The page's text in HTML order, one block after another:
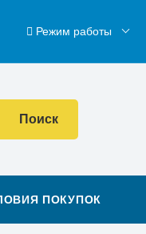
Режим работы
Поиск
ПОКУПОК